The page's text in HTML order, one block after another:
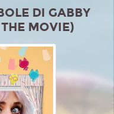
DI GABBY
MOVIE)